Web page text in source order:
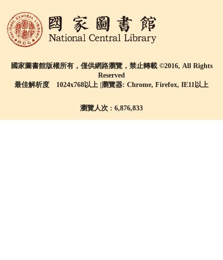
國家圖書館版權所有，僅供網路瀏覽，禁止轉載 ©2016, All Rights
Reserved
最佳解析度 1024x768以上 |瀏覽器: Chrome, Firefox, IE11以上
瀏覽人次 : 6,876,833